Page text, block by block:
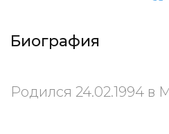
Биография
Родился 24.02.1994 в